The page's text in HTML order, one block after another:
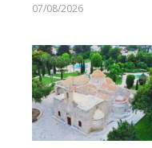
07/08/2026